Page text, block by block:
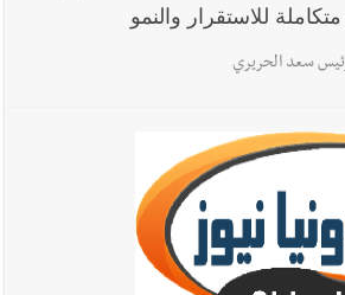
الجيش اللبناني العماد رودولف هيكل شدد
صيفي معتاد والحرارة ضمن معدلاتها
للاستقرار والنمو
سعد الحريري